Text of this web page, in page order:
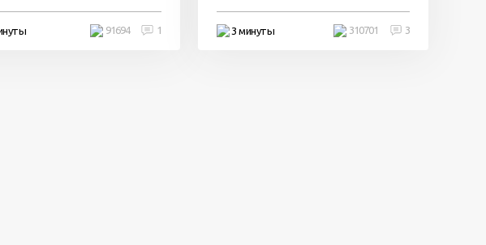
1
91694 3 минуты 3
310701